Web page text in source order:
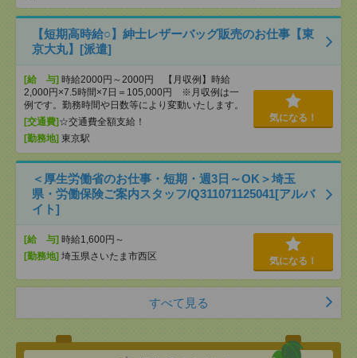
【短期高時給○】紳士レザーバッグ販売のお仕事【東
京大丸】[派遣]
[給 与] 時給2000円～2000円 【月収例】時給
2,000円×7.5時間×7日＝105,000円 ※月収例は一
例です。勤務時間や日数等により変動いたします。
[交通費] ☆交通費全額支給！
[勤務地] 東京駅
気になる！
＜厚生労働省のお仕事・短期・週3日～OK＞埼玉
県・労働保険ご案内スタッフ/Q311071125041[アルバ
イト]
[給 与] 時給1,600円～
[勤務地] 埼玉県さいたま市西区 気になる！
すべて見る